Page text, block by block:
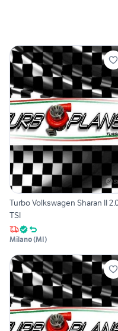
Turbo Volkswagen Sharan II
TSI
Milano(MI)